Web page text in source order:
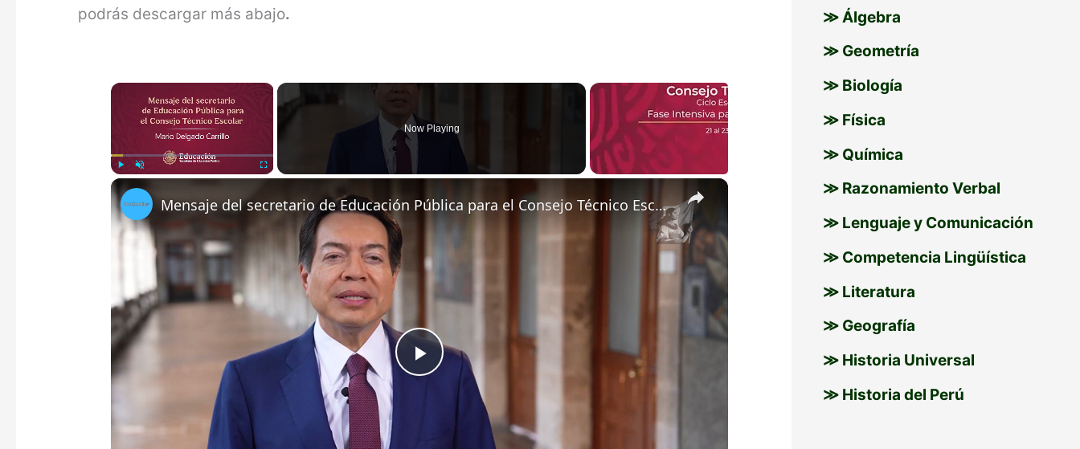
podrás descargar más abajo.
×
Now Playing
×
P
Mensaje del secretario de Educación Pública para el Consejo Técnico Escolar (1)
≫ Álgebra
≫ Geometría
≫ Biología
≫ Física
≫ Química
≫ Razonamiento Verbal
≫ Lenguaje y Comunicación
≫ Competencia Lingüística
≫ Literatura
≫ Geografía
≫ Historia Universal
≫ Historia del Perú